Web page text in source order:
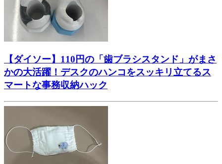
【ダイソー】110円の「歯ブラシスタンド」がまさ
かの大活躍！デスクのハンコをスッキリ立てるス
マートな事務収納ハック